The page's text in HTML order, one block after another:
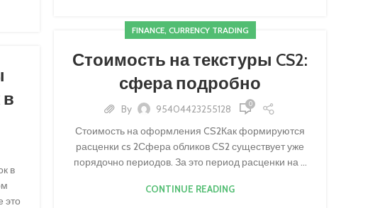
FINANCE, CURRENCY TRADING
Стоимость на текстуры CS2:
сфера подробно
By 95404423255128 0
Стоимость на оформления CS2Как формируются
расценки cs 2Сфера обликов CS2 существует уже
порядочно периодов. За это период расценки на ...
CONTINUE READING
в
это